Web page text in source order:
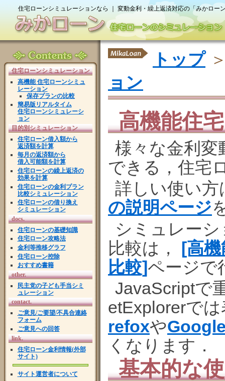
住宅ローンシミュレーションなら ｜ 変動金利・繰上返済対応の「みかロー
住宅ローンシミュレーション
高機能 住宅ローンシミュ
レーション
保存プランの比較
簡易版リアルタイム
住宅ローンシミュレーシ
ョン
目的別シミュレーション
住宅ローン借入額から
返済額を計算
毎月の返済額から
借入可能額を計算
住宅ローンの繰上返済の
効果を計算
住宅ローンの金利プラン
比較シミュレーション
住宅ローンの借り換え
シミュレーション
docs.
住宅ローンの基礎知識
住宅ローン攻略法
金利等推移グラフ
住宅ローン控除
おすすめ書籍
other.
民主党の子ども手当シミ
ュレーション
contact.
ご意見/ご要望/不具合連絡
フォーム
ご意見への回答
link.
住宅ローン金利情報(外部
サイト)
サイト運営者について
トップ
ョン
高機能住
様々な金利変
できる，住宅
詳しい使い方
の説明ページ
シミュレー
比較は， [高
比較]ページで
JavaScriptで
etExplorerで
refoxや
くなります．
基本的な